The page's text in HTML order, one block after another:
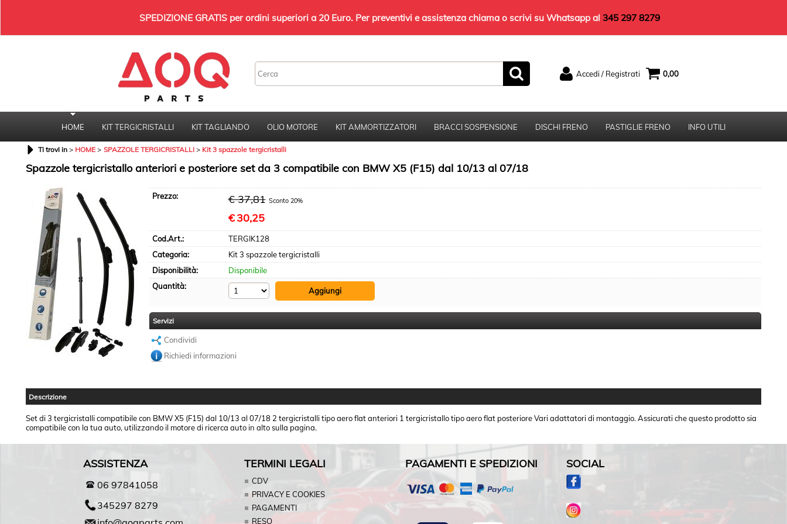
SPEDIZIONE GRATIS per ordini superiori a 20 Euro. Per preventivi e assistenza chiama o scrivi su Whatsapp al 345 297 8279
Accedi / Registrati
utente e la password e poi clicca sul pulsante
Hai perso la password?
clicca sul pulsante "Registrati"
0,00
HOME KIT TERGICRISTALLI KIT TAGLIANDO OLIO MOTORE KIT AMMORTIZZATORI BRACCI SOSPENSIONE DISCHI FRENO PASTIGLIE FRENO INFO UTILI
Ti trovi in HOME SPAZZOLE TERGICRISTALLI Kit 3 spazzole tergicristalli
Spazzole tergicristallo anteriori e posteriore set da 3 compatibile con BMW X5 (F15) dal 10/13 al 07/18
Prezzo: € 37,81 Sconto 20%
€30,25
Cod.Art.:
TERGIK128
Categoria:
Kit 3 spazzole tergicristalli
Disponibilità:
Disponibile
Quantità:
Servizi
Condividi
Richiedi informazioni
Descrizione
Set di 3 tergicristalli compatibile con BMW X5 (F15) dal 10/13 al 07/18 2 tergicristalli tipo aero flat anteriori 1 tergicristallo tipo aero flat posteriore Vari adattatori di montaggio. Assicurati che questo prodotto sia
compatibile con la tua auto, utilizzando il motore di ricerca auto in alto sulla pagina.
ASSISTENZA
06 97841058
345297 8279
TERMINI LEGALI
CDV
PRIVACY E COOKIES
PAGAMENTI
RESO
PAGAMENTI E SPEDIZIONI SOCIAL